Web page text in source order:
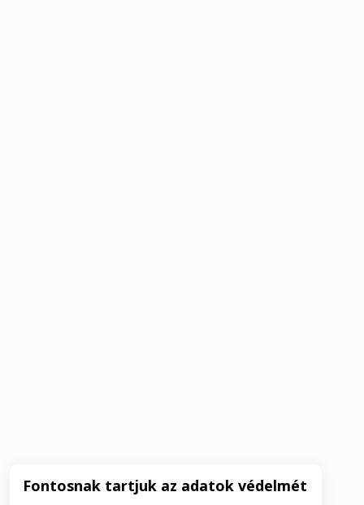
Fontosnak tartjuk az adatok védelmét